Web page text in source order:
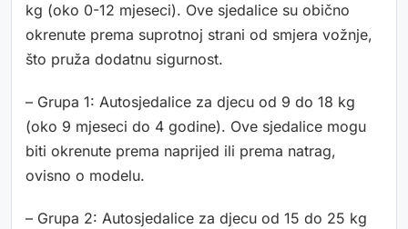
kg (oko 0-12 mjeseci). Ove sjedalice su obično
okrenute prema suprotnoj strani od smjera vožnje,
što pruža dodatnu sigurnost.
– Grupa 1: Autosjedalice za djecu od 9 do 18 kg
(oko 9 mjeseci do 4 godine). Ove sjedalice mogu
biti okrenute prema naprijed ili prema natrag,
ovisno o modelu.
– Grupa 2: Autosjedalice za djecu od 15 do 25 kg